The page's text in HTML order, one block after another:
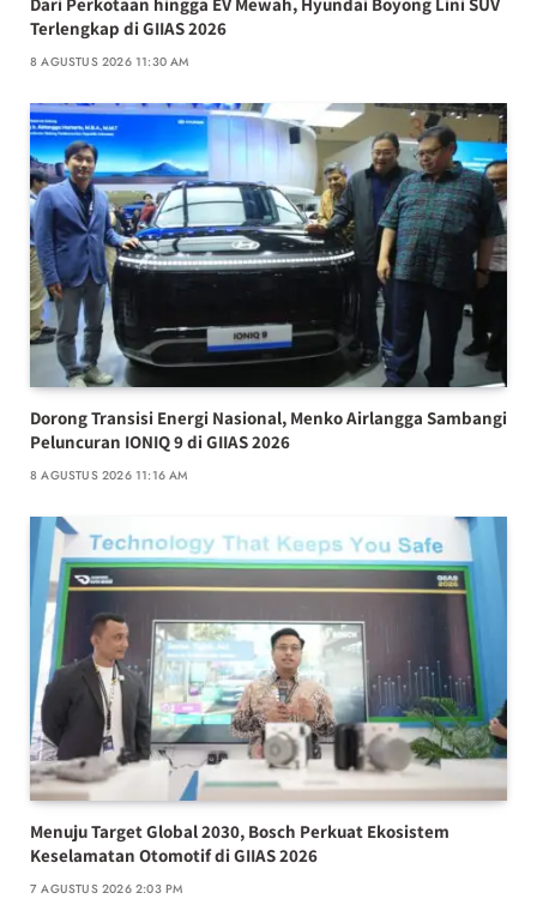
Terlengkap di GIIAS 2026
8 AGUSTUS 2026 11:30 AM
Dorong Transisi Energi Nasional, Menko Airlangga Sambangi
Peluncuran IONIQ 9 di GIIAS 2026
8 AGUSTUS 2026 11:16 AM
Menuju Target Global 2030, Bosch Perkuat Ekosistem
Keselamatan Otomotif di GIIAS 2026
7 AGUSTUS 2026 2:03 PM